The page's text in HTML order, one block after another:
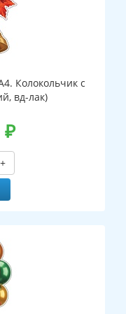
Колокольчик с
вд-лак)
₽
+